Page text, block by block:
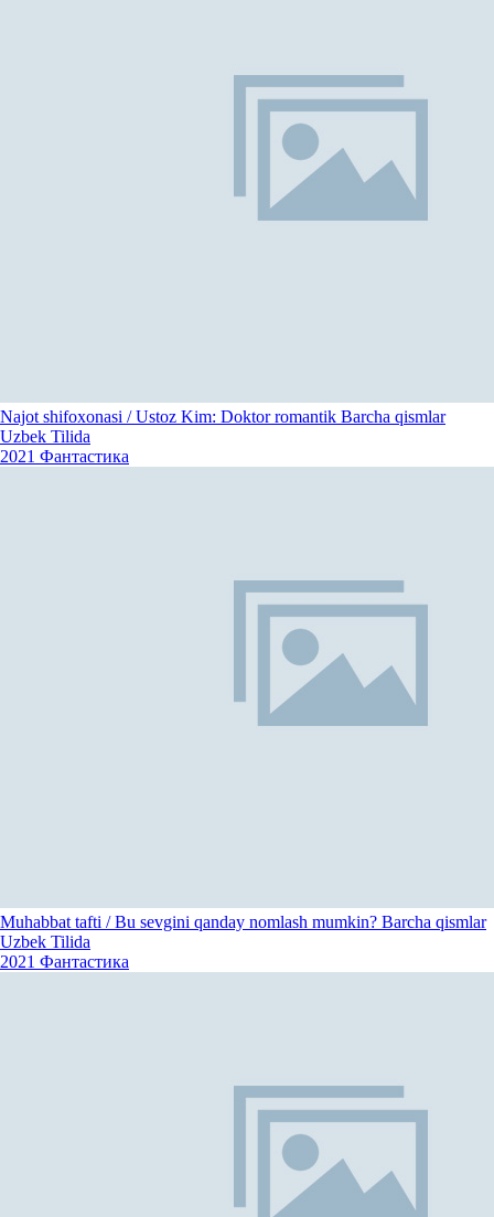
Najot shifoxonasi / Ustoz Kim: Doktor romantik Barcha qismlar
Uzbek Tilida
2021 Фантастика
Muhabbat tafti / Bu sevgini qanday nomlash mumkin? Barcha qismlar
Uzbek Tilida
2021 Фантастика